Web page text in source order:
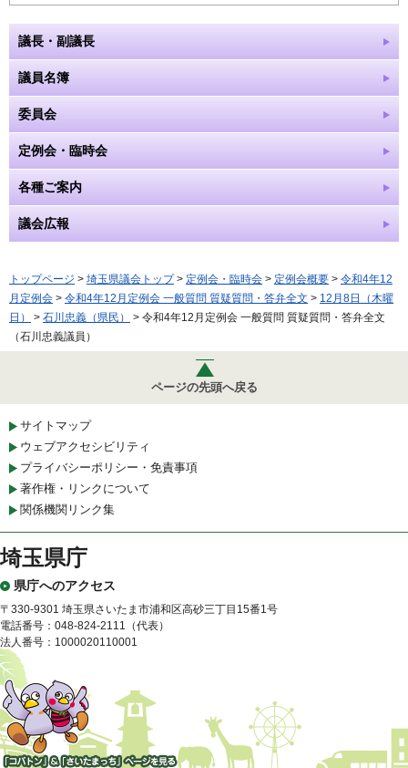
議長・副議長
議員名簿
委員会
定例会・臨時会
各種ご案内
議会広報
トップページ > 埼玉県議会トップ> 定例会・臨時会 > 定例会概要 > 令和4年12
月定例会 > 令和4年12月定例会 一般質問 質疑質問・答弁全文 > 12月8日（木曜
日）
> 石川忠義（県民）
> 令和4年12月定例会 一般質問 質疑質問・答弁全文
（石川忠義議員）
ページの先頭へ戻る
サイトマップ
ウェブアクセシビリティ
プライバシーポリシー・免責事項
著作権・リンクについて
関係機関リンク集
埼玉県庁
県庁へのアクセス
〒330-9301 埼玉県さいたま市浦和区高砂三丁目15番1号
電話番号：048-824-2111（代表）
法人番号：1000020110001